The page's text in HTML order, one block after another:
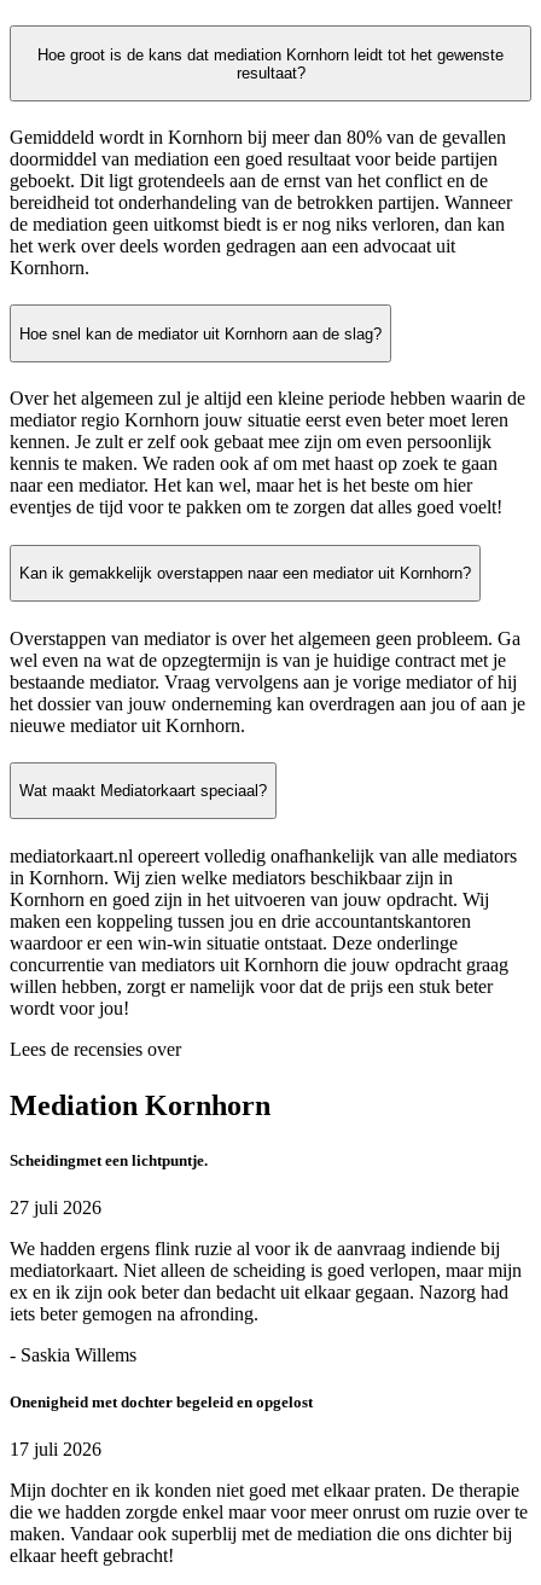
Hoe groot is de kans dat mediation Kornhorn leidt tot het gewenste
resultaat?
Gemiddeld wordt in Kornhorn bij meer dan 80% van de gevallen
doormiddel van mediation een goed resultaat voor beide partijen
geboekt. Dit ligt grotendeels aan de ernst van het conflict en de
bereidheid tot onderhandeling van de betrokken partijen. Wanneer
de mediation geen uitkomst biedt is er nog niks verloren, dan kan
het werk over deels worden gedragen aan een advocaat uit
Kornhorn.
Hoe snel kan de mediator uit Kornhorn aan de slag?
Over het algemeen zul je altijd een kleine periode hebben waarin de
mediator regio Kornhorn jouw situatie eerst even beter moet leren
kennen. Je zult er zelf ook gebaat mee zijn om even persoonlijk
kennis te maken. We raden ook af om met haast op zoek te gaan
naar een mediator. Het kan wel, maar het is het beste om hier
eventjes de tijd voor te pakken om te zorgen dat alles goed voelt!
Kan ik gemakkelijk overstappen naar een mediator uit Kornhorn?
Overstappen van mediator is over het algemeen geen probleem. Ga
wel even na wat de opzegtermijn is van je huidige contract met je
bestaande mediator. Vraag vervolgens aan je vorige mediator of hij
het dossier van jouw onderneming kan overdragen aan jou of aan je
nieuwe mediator uit Kornhorn.
Wat maakt Mediatorkaart speciaal?
mediatorkaart.nl opereert volledig onafhankelijk van alle mediators
in Kornhorn. Wij zien welke mediators beschikbaar zijn in
Kornhorn en goed zijn in het uitvoeren van jouw opdracht. Wij
maken een koppeling tussen jou en drie accountantskantoren
waardoor er een win-win situatie ontstaat. Deze onderlinge
concurrentie van mediators uit Kornhorn die jouw opdracht graag
willen hebben, zorgt er namelijk voor dat de prijs een stuk beter
wordt voor jou!
Lees de recensies over
Mediation Kornhorn
Scheidingmet een lichtpuntje.
27 juli 2026
We hadden ergens flink ruzie al voor ik de aanvraag indiende bij
mediatorkaart. Niet alleen de scheiding is goed verlopen, maar mijn
ex en ik zijn ook beter dan bedacht uit elkaar gegaan. Nazorg had
iets beter gemogen na afronding.
- Saskia Willems
Onenigheid met dochter begeleid en opgelost
17 juli 2026
Mijn dochter en ik konden niet goed met elkaar praten. De therapie
die we hadden zorgde enkel maar voor meer onrust om ruzie over te
maken. Vandaar ook superblij met de mediation die ons dichter bij
elkaar heeft gebracht!